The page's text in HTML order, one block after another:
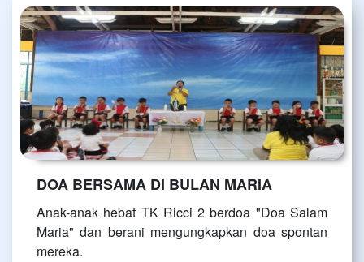
DOA BERSAMA DI BULAN MARIA
Anak-anak hebat TK Ricci 2 berdoa "Doa Salam
Maria" dan berani mengungkapkan doa spontan
mereka.